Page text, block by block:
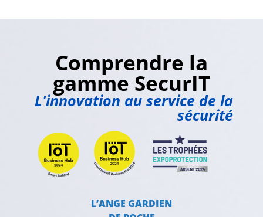
Comprendre la
gamme SecurIT
L'innovation au service de la
sécurité
L’ANGE GARDIEN